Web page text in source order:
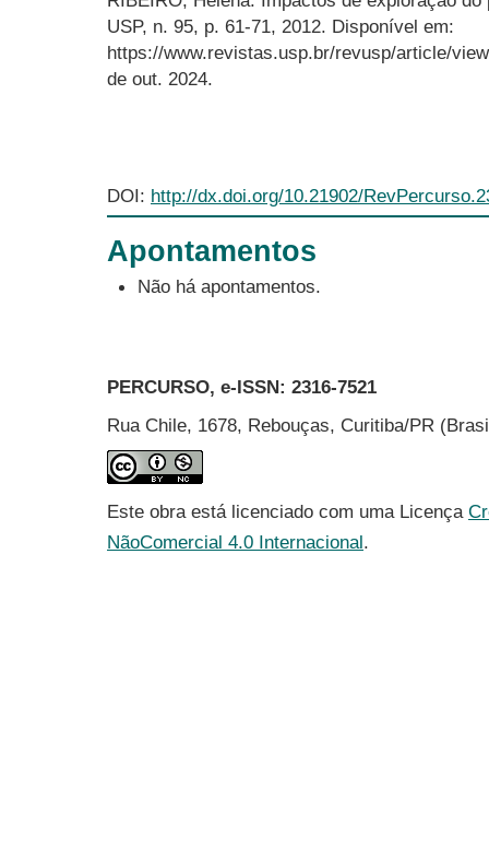
USP, n. 95, p. 61-71, 2012. Disponível em:
https://www.revistas.usp.br/revusp/article/
de out. 2024.
DOI: http://dx.doi.org/10.21902/
Apontamentos
Não há apontamentos.
PERCURSO, e-ISSN: 2316-7521
Rua Chile, 1678, Rebouças, Curitiba/PR
Este obra está licenciado com uma Licença
NãoComercial 4.0 Internacional.